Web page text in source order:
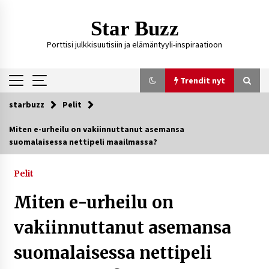
Star Buzz
Porttisi julkkisuutisiin ja elämäntyyli-inspiraatioon
Trendit nyt
Trendit nyt
Kossani Kick – suomalainen striimaaja, joka on
Ali Leiniö vankila – mitä väitteistä tiedetään?
Matti Koivisto toimittaja ikä – mitä Ylen
politiikan toimittajasta tiedetään?
starbuzz Pelit
Miten e-urheilu on vakiinnuttanut asemansa
suomalaisessa nettipeli maailmassa?
Pelit
Miten e-urheilu on
vakiinnuttanut asemansa
suomalaisessa nettipeli